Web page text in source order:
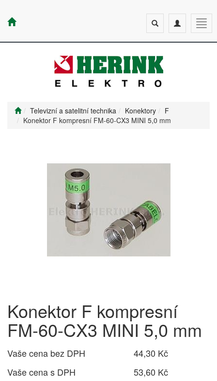
Toggle
navigation
Toggle
search
Televizní a satelitní technika Konektory
F
Konektor F kompresní FM-60-CX3 MINI 5,0 mm
Konektor F kompresní
FM-60-CX3 MINI 5,0 mm
Vaše cena bez DPH
44,30 Kč
Vaše cena s DPH
53,60 Kč